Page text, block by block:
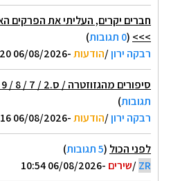
חברים יקרים, העליתי את הפרקים
>>>
(0 תגובות
)
רבקה ירון/הודעות-06/08/2026 12:20
סיפורים מהגזוזטרה / ס.2 / 7 / 8 / 9 [סוף] / בלי ניקוד.
תגובות)
רבקה ירון/הודעות-06/08/2026 12:16
לפני הכול (5 תגובות
)
ZR
/שירים -06/08/2026 10:54